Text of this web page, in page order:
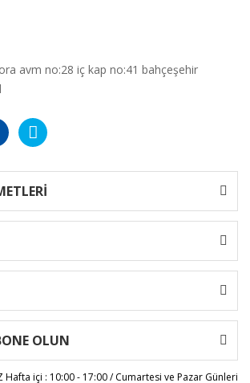
avm no:28 iç kap no:41 bahçeşehir
OLUN
Hafta içi : 10:00 - 17:00 / Cumartesi ve Pazar Günleri